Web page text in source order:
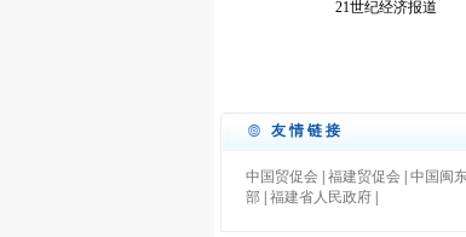
21世纪经济报道
友情链接
中国贸促会 福建贸促会 中国闽
部 福建省人民政府